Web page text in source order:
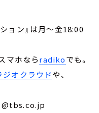
ョン』は月～金18:00
マホならradikoでも。
オクラウドや、